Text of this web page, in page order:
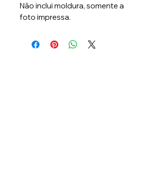
Não inclui moldura, somente a
foto impressa.